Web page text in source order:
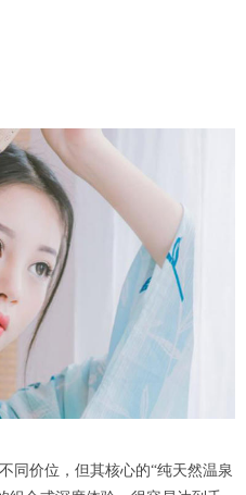
价位，但其核心的“纯天然温泉